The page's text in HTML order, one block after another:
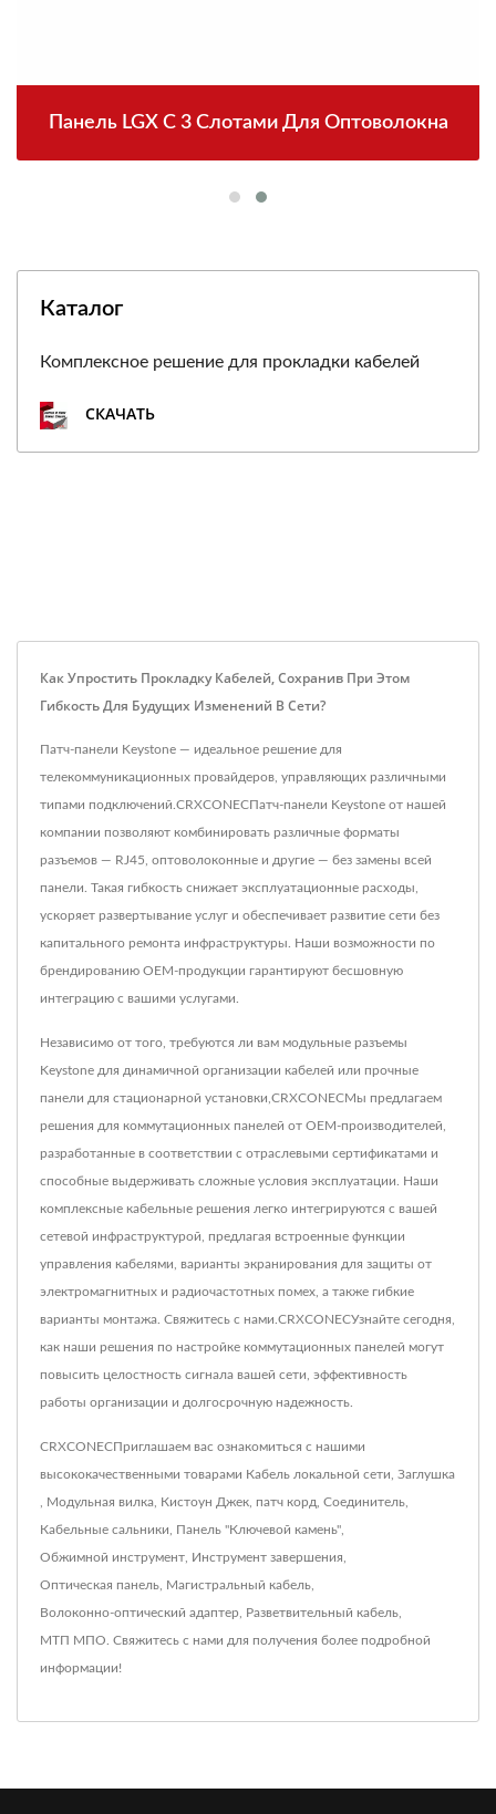
Панель LGX С 3 Слотами Для Оптоволокна
Каталог
Комплексное решение для прокладки кабелей
СКАЧАТЬ
Как Упростить Прокладку Кабелей, Сохранив При Этом
Гибкость Для Будущих Изменений В Сети?
Патч-панели Keystone — идеальное решение для
телекоммуникационных провайдеров, управляющих различными
типами подключений.CRXCONECПатч-панели Keystone от нашей
компании позволяют комбинировать различные форматы
разъемов — RJ45, оптоволоконные и другие — без замены всей
панели. Такая гибкость снижает эксплуатационные расходы,
ускоряет развертывание услуг и обеспечивает развитие сети без
капитального ремонта инфраструктуры. Наши возможности по
брендированию OEM-продукции гарантируют бесшовную
интеграцию с вашими услугами.
Независимо от того, требуются ли вам модульные разъемы
Keystone для динамичной организации кабелей или прочные
панели для стационарной установки,CRXCONECМы предлагаем
решения для коммутационных панелей от OEM-производителей,
разработанные в соответствии с отраслевыми сертификатами и
способные выдерживать сложные условия эксплуатации. Наши
комплексные кабельные решения легко интегрируются с вашей
сетевой инфраструктурой, предлагая встроенные функции
управления кабелями, варианты экранирования для защиты от
электромагнитных и радиочастотных помех, а также гибкие
варианты монтажа. Свяжитесь с нами.CRXCONECУзнайте сегодня,
как наши решения по настройке коммутационных панелей могут
повысить целостность сигнала вашей сети, эффективность
работы организации и долгосрочную надежность.
CRXCONECПриглашаем вас ознакомиться с нашими
высококачественными товарами Кабель локальной сети Заглушка
Модульная вилка Кистоун Джек патч корд Соединитель
Кабельные сальники Панель "Ключевой камень"
Обжимной инструмент Инструмент завершения
Оптическая панель Магистральный кабель
Волоконно-оптический адаптер Разветвительный кабель
МТП МПО Свяжитесь с нами для получения более подробной
информации!